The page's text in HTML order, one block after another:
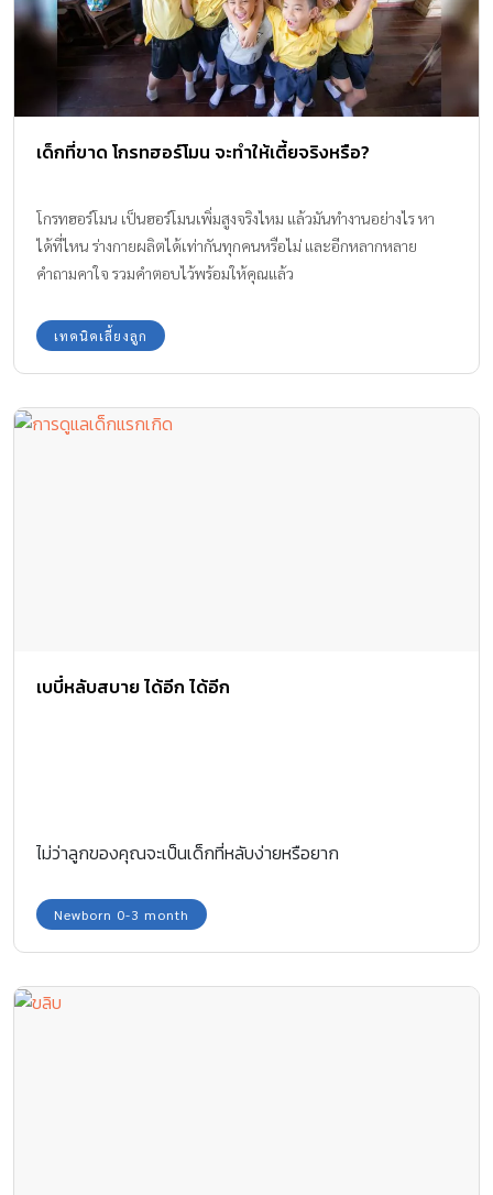
เด็กที่ขาด โกรทฮอร์โมน จะทำให้เตี้ยจริงหรือ?
โกรทฮอร์โมน เป็นฮอร์โมนเพิ่มสูงจริงไหม แล้วมันทำงานอย่างไร หา
ได้ที่ไหน ร่างกายผลิตได้เท่ากันทุกคนหรือไม่ และอีกหลากหลาย
คำถามคาใจ รวมคำตอบไว้พร้อมให้คุณแล้ว
เทคนิคเลี้ยงลูก
เบบี๋หลับสบาย ได้อีก ได้อีก
ไม่ว่าลูกของคุณจะเป็นเด็กที่หลับง่ายหรือยาก
Newborn 0-3 month